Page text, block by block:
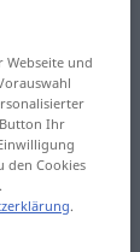
und
Ihr
den Cookies
.